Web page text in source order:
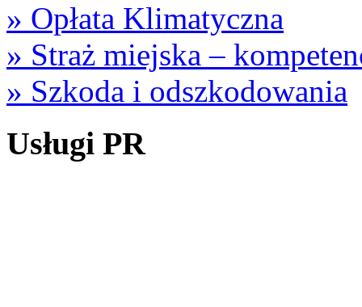
» Opłata Klimatyczna
» Straż miejska –
» Szkoda i odszkodowania
Usługi PR